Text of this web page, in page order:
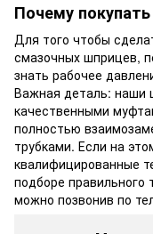
Почему
Для того чтобы
смазочных шприцев,
знать рабочее
Важная деталь: наши
качественными
полностью
трубками. Если на
квалифицированные
подборе правильного
можно позвонив по